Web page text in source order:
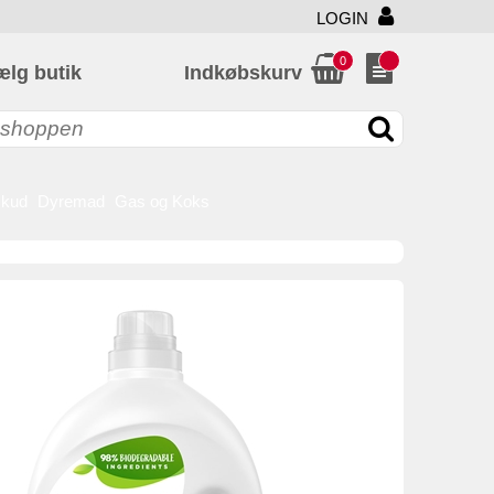
LOGIN
butik Indkøbskurv
0